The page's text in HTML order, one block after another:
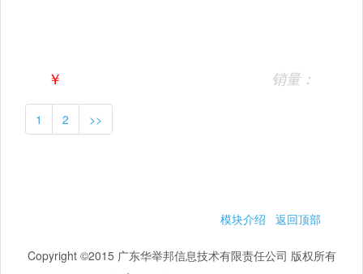
￥ 销量：
1 2 >>
模块介绍 返回顶部
Copyright ©2015 广东华举邦信息技术有限责任公司 版权所有